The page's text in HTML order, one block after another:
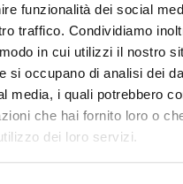
funzionalità dei social
traffico. Condividiamo
in cui utilizzi il nostro
si occupano di analisi dei
media, i quali potrebbero
che hai fornito loro o
dei loro servizi.
Codice
Spagna
810SG10EXP
0 -
contatta i